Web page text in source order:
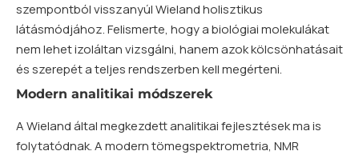
szempontból visszanyúl Wieland holisztikus
látásmódjához. Felismerte, hogy a biológiai molekulákat
nem lehet izoláltan vizsgálni, hanem azok kölcsönhatásait
és szerepét a teljes rendszerben kell megérteni.
Modern analitikai módszerek
A Wieland által megkezdett analitikai fejlesztések ma is
folytatódnak. A modern tömegspektrometria, NMR